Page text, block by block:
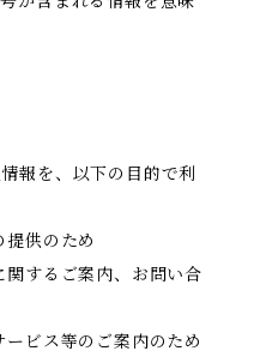
報を、以下の目的で利
提供のため
関するご案内、お問い合
ービス等のご案内のため